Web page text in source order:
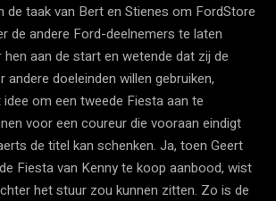
de taak van Bert en Stienes om FordStore
de andere Ford-deelnemers te laten
aan de start en wetende dat zij de
andere doeleinden willen gebruiken,
om een tweede Fiesta aan te
voor een coureur die vooraan eindigt
de titel kan schenken. Ja, toen Geert
Fiesta van Kenny te koop aanbood, wist
het stuur zou kunnen zitten. Zo is de